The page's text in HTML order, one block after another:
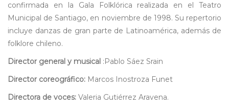
confirmada en la Gala Folklórica realizada en el Teatro
Municipal de Santiago, en noviembre de 1998. Su repertorio
incluye danzas de gran parte de Latinoamérica, además de
folklore chileno.
Director general y musical :Pablo Sáez Srain
Director coreográfico: Marcos Inostroza Funet
Directora de voces: Valeria Gutiérrez Aravena.